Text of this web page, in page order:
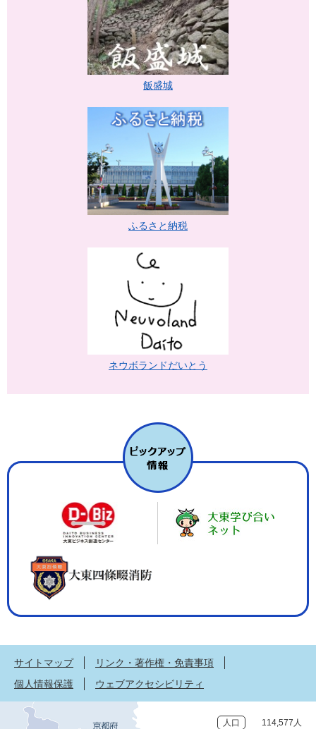
飯盛城
ふるさと納税
ネウボランドだいとう
サイトマップ
リンク・著作権・免責事項
個人情報保護
ウェブアクセシビリティ
人口 114,577人